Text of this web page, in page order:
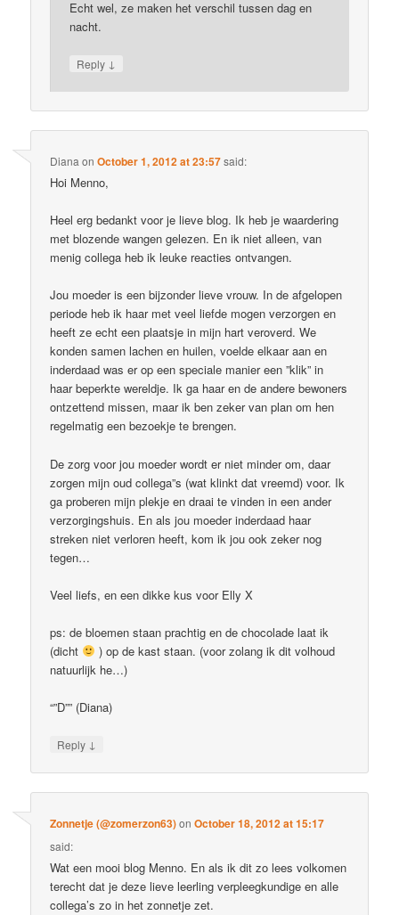
Echt wel, ze maken het verschil tussen dag en
nacht.
Reply ↓
Diana onOctober 1, 2012 at 23:57said:
Hoi Menno,
Heel erg bedankt voor je lieve blog. Ik heb je waardering
met blozende wangen gelezen. En ik niet alleen, van
menig collega heb ik leuke reacties ontvangen.
Jou moeder is een bijzonder lieve vrouw. In de afgelopen
periode heb ik haar met veel liefde mogen verzorgen en
heeft ze echt een plaatsje in mijn hart veroverd. We
konden samen lachen en huilen, voelde elkaar aan en
inderdaad was er op een speciale manier een ”klik” in
haar beperkte wereldje. Ik ga haar en de andere bewoners
ontzettend missen, maar ik ben zeker van plan om hen
regelmatig een bezoekje te brengen.
De zorg voor jou moeder wordt er niet minder om, daar
zorgen mijn oud collega”s (wat klinkt dat vreemd) voor. Ik
ga proberen mijn plekje en draai te vinden in een ander
verzorgingshuis. En als jou moeder inderdaad haar
streken niet verloren heeft, kom ik jou ook zeker nog
tegen…
Veel liefs, en een dikke kus voor Elly X
ps: de bloemen staan prachtig en de chocolade laat ik
(dicht
) op de kast staan. (voor zolang ik dit volhoud
natuurlijk he…)
“”D”” (Diana)
Reply ↓
Zonnetje (@zomerzon63)onOctober 18, 2012 at 15:17
said:
Wat een mooi blog Menno. En als ik dit zo lees volkomen
terecht dat je deze lieve leerling verpleegkundige en alle
collega’s zo in het zonnetje zet.